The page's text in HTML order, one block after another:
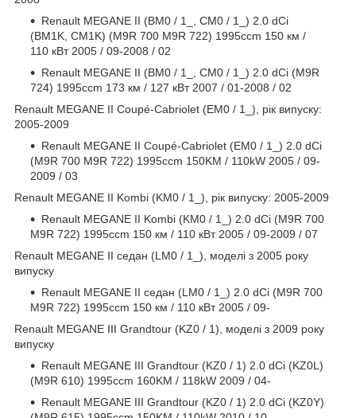
Renault MEGANE II (BM0 / 1_, CM0 / 1_) 2.0 dCi
(BM1K, CM1K) (M9R 700 M9R 722) 1995ccm 150 км /
110 кВт 2005 / 09-2008 / 02
Renault MEGANE II (BM0 / 1_, CM0 / 1_) 2.0 dCi (M9R
724) 1995ccm 173 км / 127 кВт 2007 / 01-2008 / 02
Renault MEGANE II Coupé-Cabriolet (EM0 / 1_), рік випуску:
2005-2009
Renault MEGANE II Coupé-Cabriolet (EM0 / 1_) 2.0 dCi
(M9R 700 M9R 722) 1995ccm 150KM / 110kW 2005 / 09-
2009 / 03
Renault MEGANE II Kombi (KM0 / 1_), рік випуску: 2005-2009
Renault MEGANE II Kombi (KM0 / 1_) 2.0 dCi (M9R 700
M9R 722) 1995ccm 150 км / 110 кВт 2005 / 09-2009 / 07
Renault MEGANE II седан (LM0 / 1_), моделі з 2005 року
випуску
Renault MEGANE II седан (LM0 / 1_) 2.0 dCi (M9R 700
M9R 722) 1995ccm 150 км / 110 кВт 2005 / 09-
Renault MEGANE III Grandtour (KZ0 / 1), моделі з 2009 року
випуску
Renault MEGANE III Grandtour (KZ0 / 1) 2.0 dCi (KZ0L)
(M9R 610) 1995ccm 160KM / 118kW 2009 / 04-
Renault MEGANE III Grandtour (KZ0 / 1) 2.0 dCi (KZ0Y)